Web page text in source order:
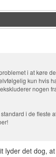
i at køre
kun hvis
nogen
i de fleste
lyder det dog,